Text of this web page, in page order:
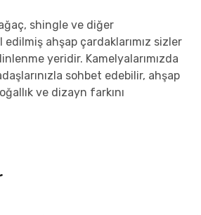
shingle ve diğer
ahşap çardaklarımız sizler
yeridir. Kamelyalarımızda
sohbet edebilir, ahşap
ve dizayn farkını